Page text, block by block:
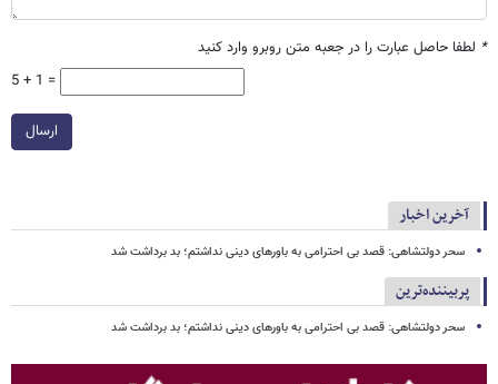
* لطفا حاصل عبارت را در جعبه متن روبرو وارد کنید
5 + 1 =
ارسال
آخرین اخبار
سحر دولتشاهی: قصد بی احترامی به باورهای دینی نداشتم؛ بد برداشت شد
پربیننده‌ترین
سحر دولتشاهی: قصد بی احترامی به باورهای دینی نداشتم؛ بد برداشت شد